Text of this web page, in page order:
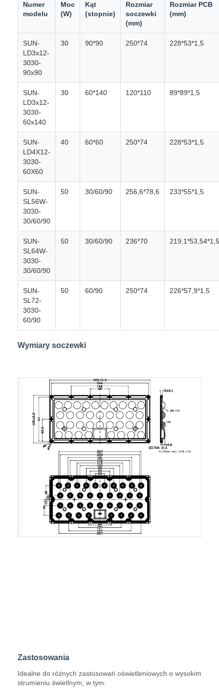
Numer
modelu
Moc
(W)
Kąt
(stopnie)
Rozmiar
soczewki
(mm)
Rozmiar PCB
(mm)
SUN-
LD3x12-
3030-
90x90
30 90*90 250*74 228*53*1,5
SUN-
LD3x12-
3030-
60x140
30 60*140 120*110 89*89*1,5
SUN-
LD4X12-
3030-
60X60
40 60*60 250*74 228*53*1,5
SUN-
SL56W-
3030-
30/60/90
50 30/60/90 256,6*78,6 233*55*1,5
SUN-
SL64W-
3030-
30/60/90
50 30/60/90 236*70 219,1*53,54*1,5
SUN-
SL72-
3030-
60/90
50 60/90 250*74 226*57,9*1,5
Wymiary soczewki
Zastosowania
Idealne do różnych zastosowań oświetleniowych o wysokim
strumieniu świetlnym, w tym: